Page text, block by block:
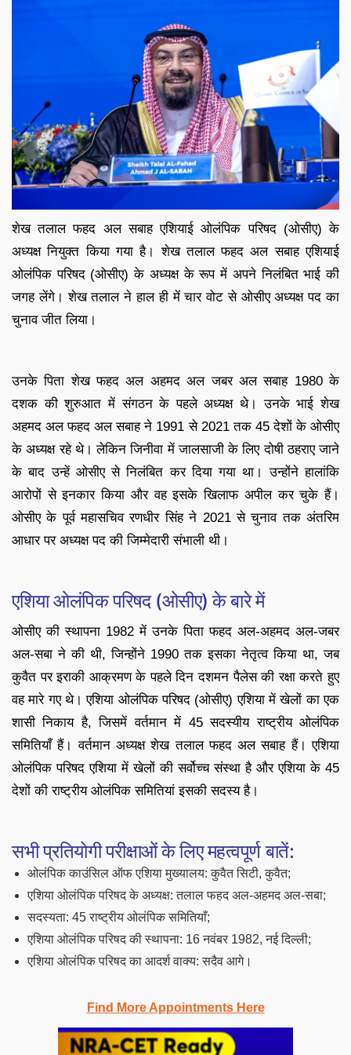
शेख तलाल फहद अल सबाह एशियाई ओलंपिक परिषद (ओसीए) के
अध्यक्ष नियुक्त किया गया है। शेख तलाल फहद अल सबाह एशियाई
ओलंपिक परिषद (ओसीए) के अध्यक्ष के रूप में अपने निलंबित भाई की
जगह लेंगे। शेख तलाल ने हाल ही में चार वोट से ओसीए अध्यक्ष पद का
चुनाव जीत लिया।
उनके पिता शेख फहद अल अहमद अल जबर अल सबाह 1980 के
दशक की शुरुआत में संगठन के पहले अध्यक्ष थे। उनके भाई शेख
अहमद अल फहद अल सबाह ने 1991 से 2021 तक 45 देशों के ओसीए
के अध्यक्ष रहे थे। लेकिन जिनीवा में जालसाजी के लिए दोषी ठहराए जाने
के बाद उन्हें ओसीए से निलंबित कर दिया गया था। उन्होंने हालांकि
आरोपों से इनकार किया और वह इसके खिलाफ अपील कर चुके हैं।
ओसीए के पूर्व महासचिव रणधीर सिंह ने 2021 से चुनाव तक अंतरिम
आधार पर अध्यक्ष पद की जिम्मेदारी संभाली थी।
एशिया ओलंपिक परिषद (ओसीए) के बारे में
ओसीए की स्थापना 1982 में उनके पिता फहद अल-अहमद अल-जबर
अल-सबा ने की थी, जिन्होंने 1990 तक इसका नेतृत्व किया था, जब
कुवैत पर इराकी आक्रमण के पहले दिन दशमन पैलेस की रक्षा करते हुए
वह मारे गए थे। एशिया ओलंपिक परिषद (ओसीए) एशिया में खेलों का एक
शासी निकाय है, जिसमें वर्तमान में 45 सदस्यीय राष्ट्रीय ओलंपिक
समितियाँ हैं। वर्तमान अध्यक्ष शेख तलाल फहद अल सबाह हैं। एशिया
ओलंपिक परिषद एशिया में खेलों की सर्वोच्च संस्था है और एशिया के 45
देशों की राष्ट्रीय ओलंपिक समितियां इसकी सदस्य है।
सभी प्रतियोगी परीक्षाओं के लिए महत्वपूर्ण बातें:
ओलंपिक काउंसिल ऑफ एशिया मुख्यालय: कुवैत सिटी, कुवैत;
एशिया ओलंपिक परिषद के अध्यक्ष: तलाल फहद अल-अहमद अल-सबा;
सदस्यता: 45 राष्ट्रीय ओलंपिक समितियाँ;
एशिया ओलंपिक परिषद की स्थापना: 16 नवंबर 1982, नई दिल्ली;
एशिया ओलंपिक परिषद का आदर्श वाक्य: सदैव आगे।
Find More Appointments Here